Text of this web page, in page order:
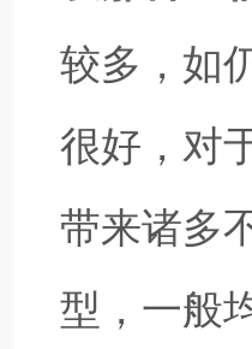
较多，如
很好，对
带来诸多
型，一般